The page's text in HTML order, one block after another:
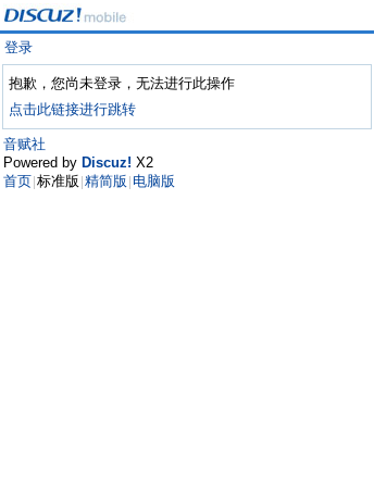
登录
抱歉，您尚未登录，无法进行此操作
点击此链接进行跳转
音赋社
Powered by Discuz! X2
首页 标准版 精简版 电脑版